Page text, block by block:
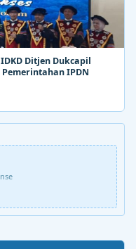
Ditjen Dukcapil
IPDN